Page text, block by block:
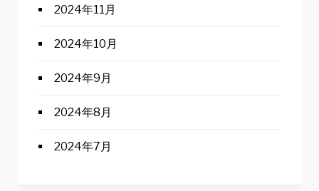
2024年11月
2024年10月
2024年9月
2024年8月
2024年7月